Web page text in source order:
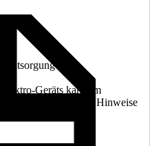
Entsorgung
Geräts kann im
Bitte beachte die Hinweise